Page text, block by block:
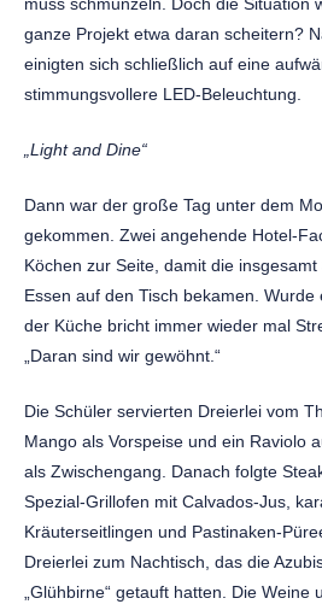
ganze Projekt etwa daran scheitern?
einigten sich schließlich auf eine
stimmungsvollere LED-Beleuchtung.
„Light and Dine“
Dann war der große Tag unter dem
gekommen. Zwei angehende Hotel-
Köchen zur Seite, damit die
Essen auf den Tisch bekamen. Wurde
der Küche bricht immer wieder mal
„Daran sind wir gewöhnt.“
Die Schüler servierten Dreierlei vom
Mango als Vorspeise und ein Raviolo
als Zwischengang. Danach folgte
Spezial-Grillofen mit Calvados-Jus,
Kräuterseitlingen und Pastinaken-
Dreierlei zum Nachtisch, das die
„Glühbirne“ getauft hatten. Die